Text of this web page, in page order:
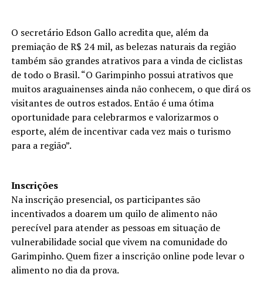
O secretário Edson Gallo acredita que, além da
premiação de R$ 24 mil, as belezas naturais da região
também são grandes atrativos para a vinda de ciclistas
de todo o Brasil. “O Garimpinho possui atrativos que
muitos araguainenses ainda não conhecem, o que dirá os
visitantes de outros estados. Então é uma ótima
oportunidade para celebrarmos e valorizarmos o
esporte, além de incentivar cada vez mais o turismo
para a região”.
Inscrições
Na inscrição presencial, os participantes são
incentivados a doarem um quilo de alimento não
perecível para atender as pessoas em situação de
vulnerabilidade social que vivem na comunidade do
Garimpinho. Quem fizer a inscrição online pode levar o
alimento no dia da prova.